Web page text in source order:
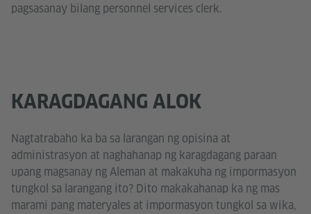
pagsasanay bilang personnel services clerk.
KARAGDAGANG ALOK
Nagtatrabaho ka ba sa larangan ng opisina at
administrasyon at naghahanap ng karagdagang paraan
upang magsanay ng Aleman at makakuha ng impormasyon
tungkol sa larangang ito? Dito makakahanap ka ng mas
marami pang materyales at impormasyon tungkol sa wika,